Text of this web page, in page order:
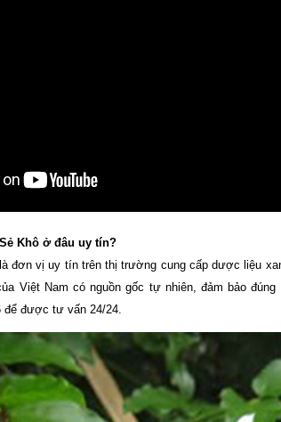
Khô ở đâu uy tín?
đơn vị uy tín trên thị trường cung cấp dược liệu
Việt Nam có nguồn gốc tự nhiên, đảm bảo
để được tư vấn 24/24.